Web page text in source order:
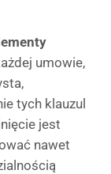
umowie,
tych klauzul
jest
nawet